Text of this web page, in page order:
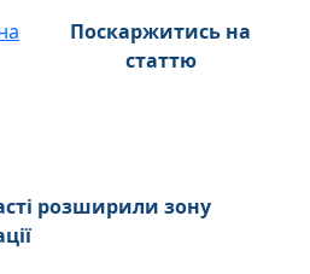
Поскаржитись на
статтю
розширили зону